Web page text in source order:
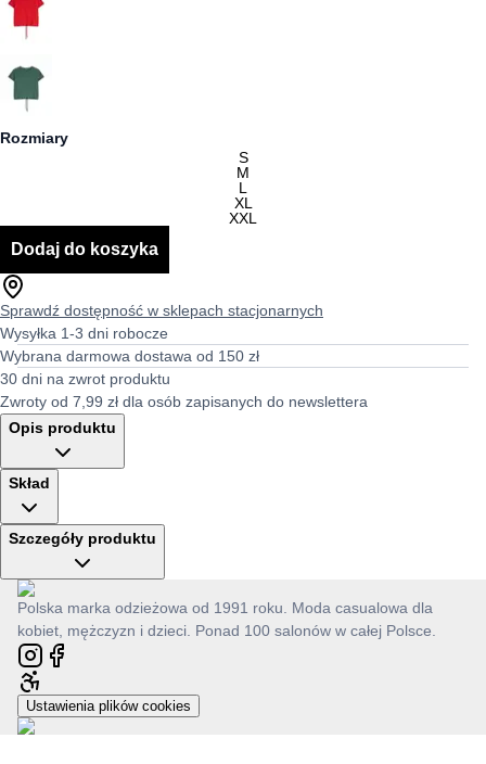
Rozmiary
S
M
L
XL
XXL
Dodaj do koszyka
Sprawdź dostępność w sklepach stacjonarnych
Wysyłka 1-3 dni robocze
Wybrana darmowa dostawa od 150 zł
30 dni na zwrot produktu
Zwroty od 7,99 zł dla osób zapisanych do newslettera
Opis produktu
Skład
Szczegóły produktu
Polska marka odzieżowa od 1991 roku. Moda casualowa dla
kobiet, mężczyzn i dzieci. Ponad 100 salonów w całej Polsce.
Ustawienia plików cookies